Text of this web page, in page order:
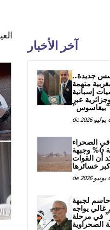
آخر الأخبار
جديدة..
متهمة
إسبانية
عبر
“بيغاسوس”
في الصحراء
الغربية بنسبة 6% وجبهة
أن القوات
خسائرها
لجبهة
غالي يواجه
في مرحلة
الصحراوية